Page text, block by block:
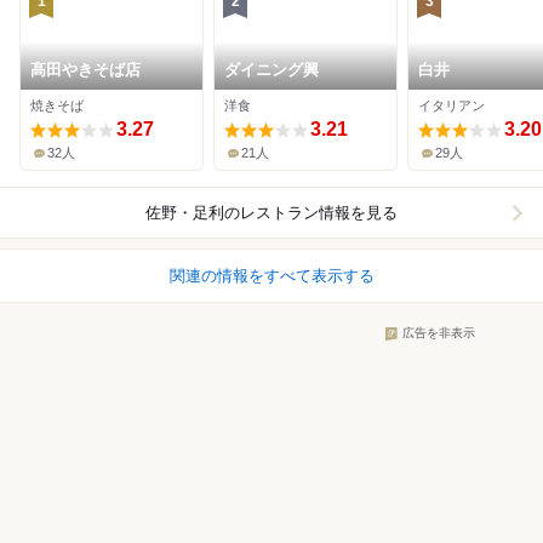
高田やきそば店
焼きそば
3.27
32人
ダイニング興
洋食
3.21
21人
白井
イタリアン
3.20
29人
佐野・足利 のレストラン情報を見る
関連の情報をすべて表示する
広告を非表示